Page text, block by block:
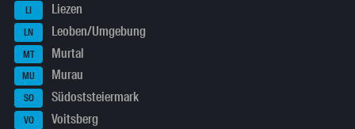
LI Liezen
LN Leoben/Umgebung
MT Murtal
MU Murau
SO Südoststeiermark
VO Voitsberg